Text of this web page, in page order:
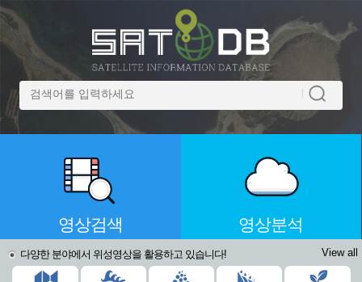
영상검색 영상분석
다양한 분야에서 위성영상을 활용하고 있습니다! View all